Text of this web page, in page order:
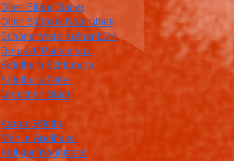
Olten Bifang Saner
Olten Sälipark Naturathek
Schönenwerd Krähenbühl
Dornach Paracelsus
Solothurn Schlangen
Solothurn Zeller
Grenchen Stadt
Aarau Göldlin
Möhlin Apotheke
Küttigen Königstein